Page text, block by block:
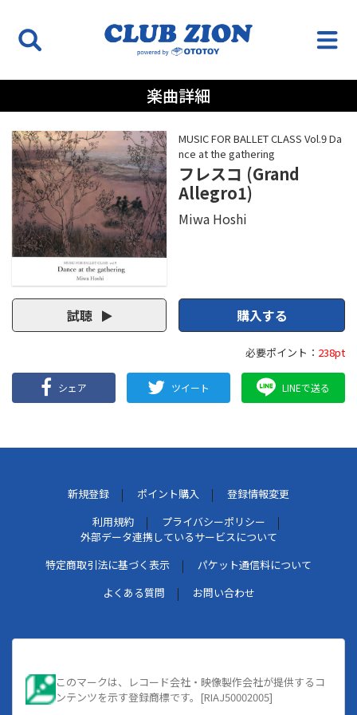
楽曲詳細
MUSIC FOR BALLET CLASS Vol.9 Da
nce at the gathering
フレスコ (Grand
Allegro1)
Miwa Hoshi
試聴 購入する
必要ポイント： 238pt
シェア ツイート LINEで送る
新規登録 ポイント購入
登録情報変更
利用規約
プライバシーポリシー
外部データ連携しているサービスについて
特定商取引法に基づく表示
パケット通信料について
よくある質問
お問い合わせ
このマークは、レコード会社・映像製作会社が提供するコ
ンテンツを示す登録商標です。[RIAJ50002005]